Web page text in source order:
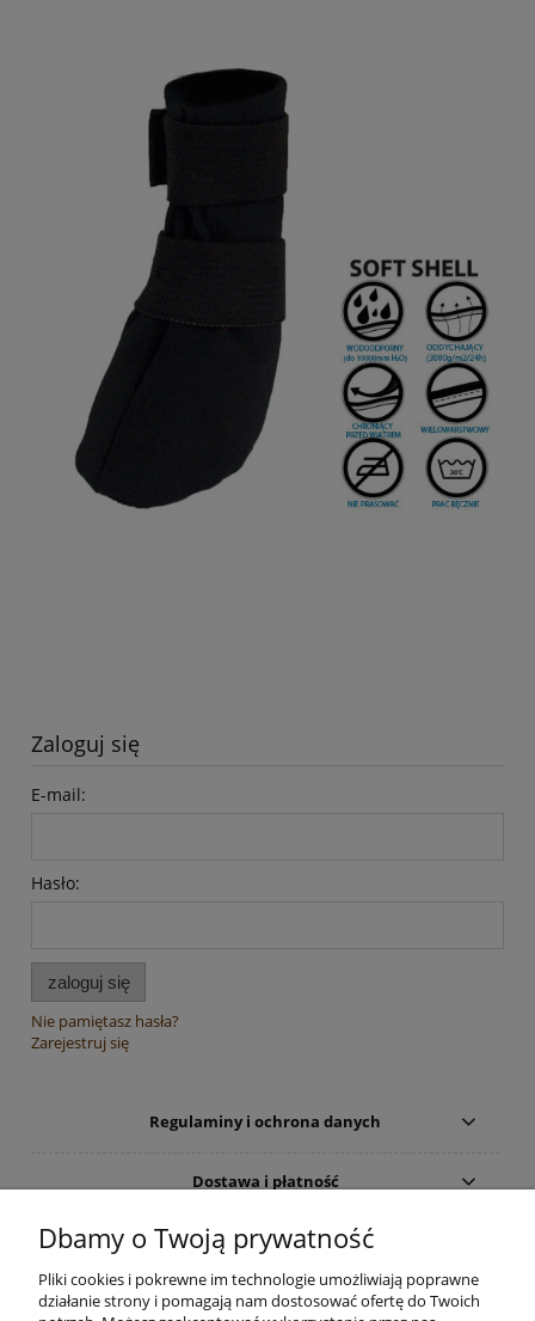
Zaloguj się
E-mail:
Hasło:
zaloguj się
Nie pamiętasz hasła?
Zarejestruj się
Regulaminy i ochrona danych
Dostawa i płatność
Moje konto
Zwrot towaru
Dbamy o Twoją prywatność
Pliki cookies i pokrewne im technologie umożliwiają poprawne
działanie strony i pomagają nam dostosować ofertę do Twoich